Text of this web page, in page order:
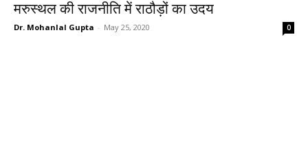
मरुस्थल की राजनीति में राठौड़ों का उदय
Dr. Mohanlal Gupta - May 25, 2020 0